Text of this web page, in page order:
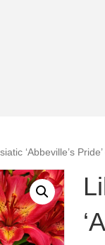
‘Abbeville’s